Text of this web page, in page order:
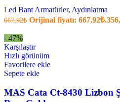
Led Bant Armatürler, Aydınlatma
667,92₺ Orijinal fiyatı: 667,92₺.
- 47%
Karşılaştır
Hızlı görünüm
Favorilere ekle
Sepete ekle
MAS Cata Ct-8430 Lizbon